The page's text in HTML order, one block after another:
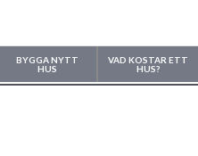
BYGGA NYTT
HUS
VAD KOSTAR ETT
HUS?
ditt hus?